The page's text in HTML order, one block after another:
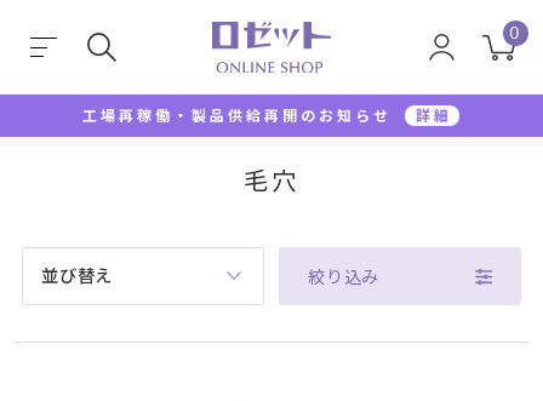
0
工場再稼働・製品供給再開のお知らせ 詳細
毛穴
毛穴
並び替え 絞り込み